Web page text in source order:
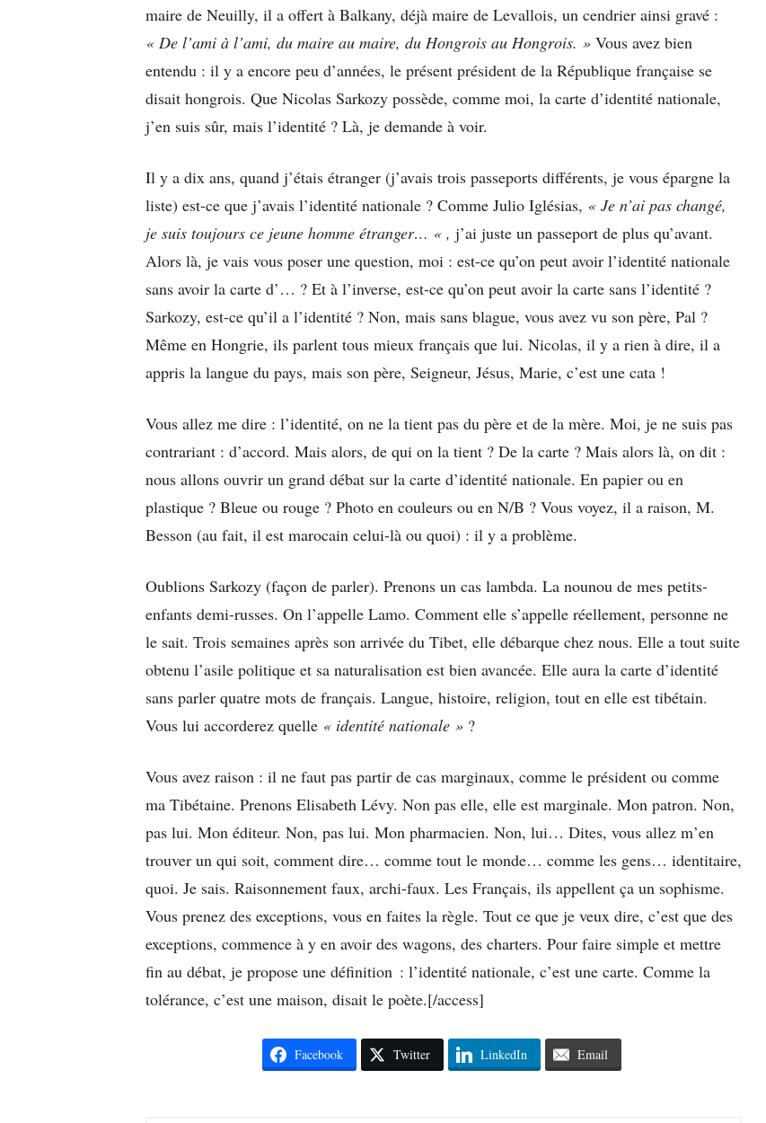
maire de Neuilly, il a offert à Balkany, déjà maire de Levallois, un cendrier ainsi gravé :
« De l’ami à l’ami, du maire au maire, du Hongrois au Hongrois. » Vous avez bien
entendu : il y a encore peu d’années, le présent président de la République française se
disait hongrois. Que Nicolas Sarkozy possède, comme moi, la carte d’identité nationale,
j’en suis sûr, mais l’identité ? Là, je demande à voir.
Il y a dix ans, quand j’étais étranger (j’avais trois passeports différents, je vous épargne la
liste) est-ce que j’avais l’identité nationale ? Comme Julio Iglésias, « Je n’ai pas changé,
je suis toujours ce jeune homme étranger… « , j’ai juste un passeport de plus qu’avant.
Alors là, je vais vous poser une question, moi : est-ce qu’on peut avoir l’identité nationale
sans avoir la carte d’… ? Et à l’inverse, est-ce qu’on peut avoir la carte sans l’identité ?
Sarkozy, est-ce qu’il a l’identité ? Non, mais sans blague, vous avez vu son père, Pal ?
Même en Hongrie, ils parlent tous mieux français que lui. Nicolas, il y a rien à dire, il a
appris la langue du pays, mais son père, Seigneur, Jésus, Marie, c’est une cata !
Vous allez me dire : l’identité, on ne la tient pas du père et de la mère. Moi, je ne suis pas
contrariant : d’accord. Mais alors, de qui on la tient ? De la carte ? Mais alors là, on dit :
nous allons ouvrir un grand débat sur la carte d’identité nationale. En papier ou en
plastique ? Bleue ou rouge ? Photo en couleurs ou en N/B ? Vous voyez, il a raison, M.
Besson (au fait, il est marocain celui-là ou quoi) : il y a problème.
Oublions Sarkozy (façon de parler). Prenons un cas lambda. La nounou de mes petits-
enfants demi-russes. On l’appelle Lamo. Comment elle s’appelle réellement, personne ne
le sait. Trois semaines après son arrivée du Tibet, elle débarque chez nous. Elle a tout suite
obtenu l’asile politique et sa naturalisation est bien avancée. Elle aura la carte d’identité
sans parler quatre mots de français. Langue, histoire, religion, tout en elle est tibétain.
Vous lui accorderez quelle « identité nationale » ?
Vous avez raison : il ne faut pas partir de cas marginaux, comme le président ou comme
ma Tibétaine. Prenons Elisabeth Lévy. Non pas elle, elle est marginale. Mon patron. Non,
pas lui. Mon éditeur. Non, pas lui. Mon pharmacien. Non, lui… Dites, vous allez m’en
trouver un qui soit, comment dire… comme tout le monde… comme les gens… identitaire,
quoi. Je sais. Raisonnement faux, archi-faux. Les Français, ils appellent ça un sophisme.
Vous prenez des exceptions, vous en faites la règle. Tout ce que je veux dire, c’est que des
exceptions, commence à y en avoir des wagons, des charters. Pour faire simple et mettre
fin au débat, je propose une définition : l’identité nationale, c’est une carte. Comme la
tolérance, c’est une maison, disait le poète.[/access]
Facebook Twitter LinkedIn Email